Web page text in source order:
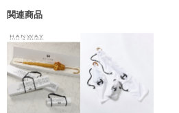
関連商品